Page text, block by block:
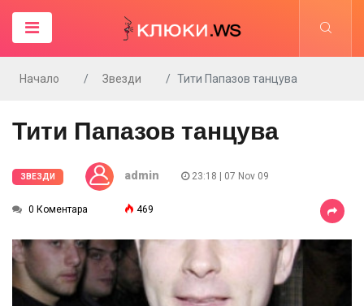
Начало Звезди Тити Папазов танцува
Тити Папазов танцува
ЗВЕЗДИ admin 23:18 | 07 Nov 09
0 Коментара 469